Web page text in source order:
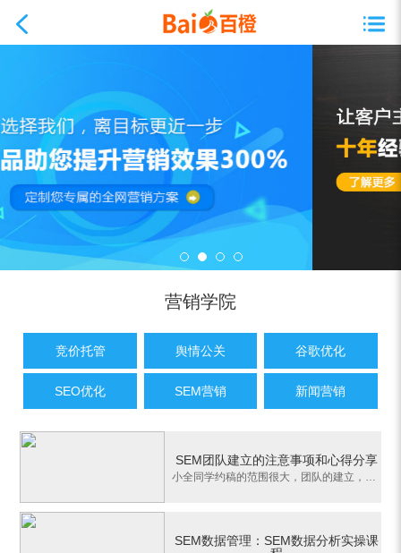
营销学院
竞价托管 舆情公关 谷歌优化
SEO优化 SEM营销 新闻营销
SEM团队建立的注意事项和心得分享
小全同学约稿的范围很大，团队的建立，团队的管理，还有如何提高执行力。所以分成三篇文章来写。SEM团队的建立很重要，在团队建立之初基本上就已经决定了整个推广的效果，下面说说我组建SEM团队的一些小心得，一般我会先看公司规模和老板的脾气秉性。公司规模就不说了，主要是根据公司业务和推广目标来制定人员编制，说白了
SEM数据管理：SEM数据分析实操课